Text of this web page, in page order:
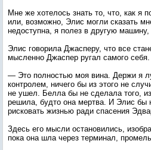
Мне же хотелось знать то, что, как я
или, возможно, Элис могли сказать
недоступна, я полез в другую
Элис говорила Джасперу, что все
мысленно Джаспер ругал самого себя.
— Это полностью моя вина. Держи я
контролем, ничего бы из этого не
не ушел. Белла бы не сделала того,
решила, будто она мертва. И Элис бы
рисковать жизнью ради спасения
Здесь его мысли остановились,
пока она шла через терминал,